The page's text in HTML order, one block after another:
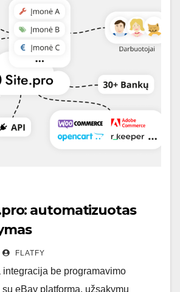
automatizuotas
FLATFY
integracija be programavimo
eBay platforma, užsakymų